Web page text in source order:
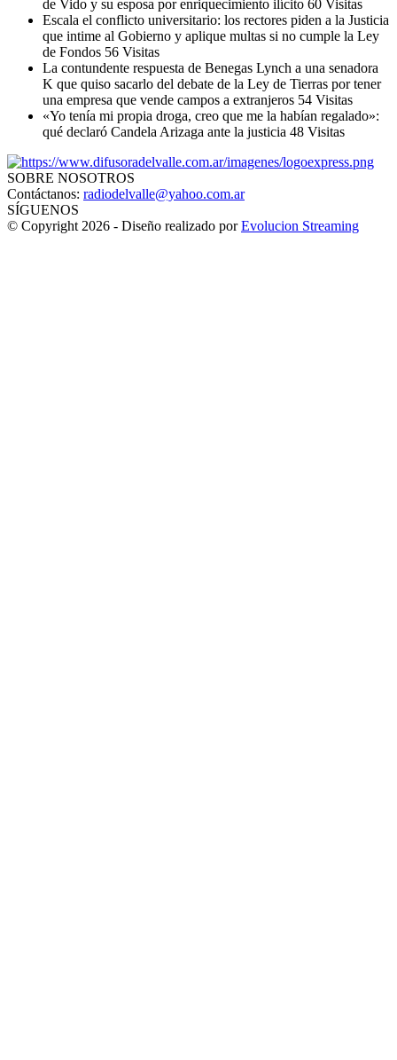
de Vido y su esposa por enriquecimiento ilícito 60 Visitas
Escala el conflicto universitario: los rectores piden a la Justicia
que intime al Gobierno y aplique multas si no cumple la Ley
de Fondos 56 Visitas
La contundente respuesta de Benegas Lynch a una senadora
K que quiso sacarlo del debate de la Ley de Tierras por tener
una empresa que vende campos a extranjeros 54 Visitas
«Yo tenía mi propia droga, creo que me la habían regalado»:
qué declaró Candela Arizaga ante la justicia 48 Visitas
SOBRE NOSOTROS
Contáctanos: radiodelvalle@yahoo.com.ar
SÍGUENOS
© Copyright 2026 - Diseño realizado porEvolucion Streaming